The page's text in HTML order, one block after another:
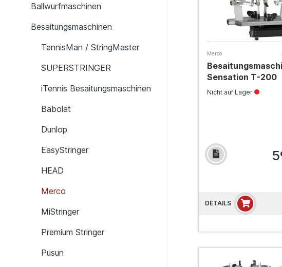
Ballwurfmaschinen
Besaitungsmaschinen
TennisMan / StringMaster
SUPERSTRINGER
iTennis Besaitungsmaschinen
Babolat
Dunlop
EasyStringer
HEAD
Merco
MiStringer
Premium Stringer
Pusun
Merco
Sensation T-200
Nicht auf Lager
DETAILS